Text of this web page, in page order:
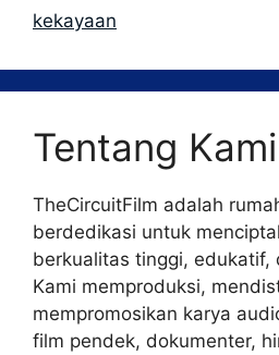
kekayaan
Tentang Kami
TheCircuitFilm adalah
berdedikasi untuk
berkualitas tinggi, edukatif,
Kami memproduksi,
mempromosikan karya
film pendek, dokumenter,